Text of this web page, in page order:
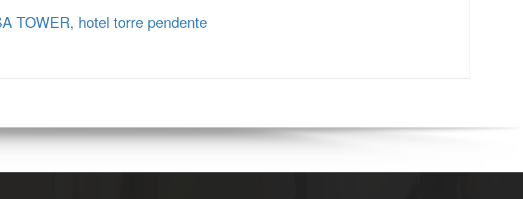
TOWER, hotel torre pendente